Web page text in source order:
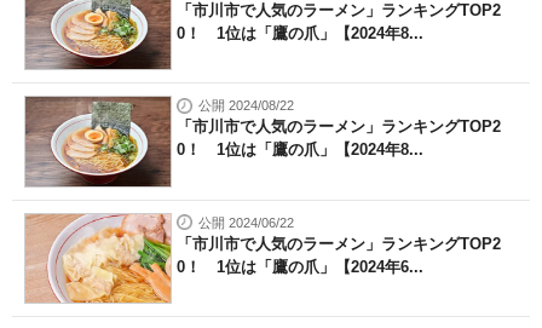
「市川市で人気のラーメン」ランキングTOP2
0！ 1位は「鷹の爪」【2024年8...
公開 2024/08/22
「市川市で人気のラーメン」ランキングTOP2
0！ 1位は「鷹の爪」【2024年8...
公開 2024/06/22
「市川市で人気のラーメン」ランキングTOP2
0！ 1位は「鷹の爪」【2024年6...